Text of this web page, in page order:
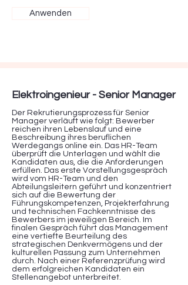
Anwenden
Elektroingenieur - Senior Manager
Der Rekrutierungsprozess für Senior
Manager verläuft wie folgt: Bewerber
reichen ihren Lebenslauf und eine
Beschreibung ihres beruflichen
Werdegangs online ein. Das HR-Team
überprüft die Unterlagen und wählt die
Kandidaten aus, die die Anforderungen
erfüllen. Das erste Vorstellungsgespräch
wird vom HR-Team und den
Abteilungsleitern geführt und konzentriert
sich auf die Bewertung der
Führungskompetenzen, Projekterfahrung
und technischen Fachkenntnisse des
Bewerbers im jeweiligen Bereich. Im
finalen Gespräch führt das Management
eine vertiefte Beurteilung des
strategischen Denkvermögens und der
kulturellen Passung zum Unternehmen
durch. Nach einer Referenzprüfung wird
dem erfolgreichen Kandidaten ein
Stellenangebot unterbreitet.